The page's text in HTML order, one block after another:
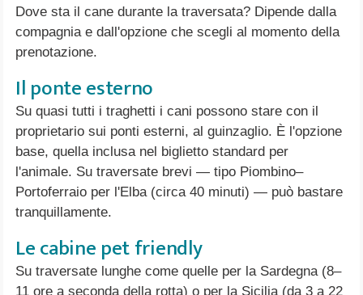
Dove sta il cane durante la traversata? Dipende dalla
compagnia e dall'opzione che scegli al momento della
prenotazione.
Il ponte esterno
Su quasi tutti i traghetti i cani possono stare con il
proprietario sui ponti esterni, al guinzaglio. È l'opzione
base, quella inclusa nel biglietto standard per
l'animale. Su traversate brevi — tipo Piombino–
Portoferraio per l'Elba (circa 40 minuti) — può bastare
tranquillamente.
Le cabine pet friendly
Su traversate lunghe come quelle per la Sardegna (8–
11 ore a seconda della rotta) o per la Sicilia (da 3 a 22